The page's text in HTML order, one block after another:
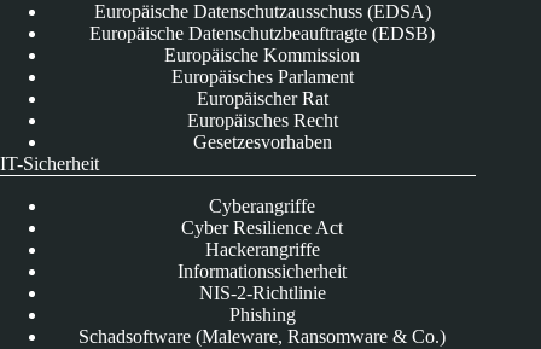
Europäische Datenschutzausschuss (EDSA)
Europäische Datenschutzbeauftragte (EDSB)
Europäische Kommission
Europäisches Parlament
Europäischer Rat
Europäisches Recht
Gesetzesvorhaben
IT-Sicherheit
Cyberangriffe
Cyber Resilience Act
Hackerangriffe
Informationssicherheit
NIS-2-Richtlinie
Phishing
Schadsoftware (Maleware, Ransomware & Co.)